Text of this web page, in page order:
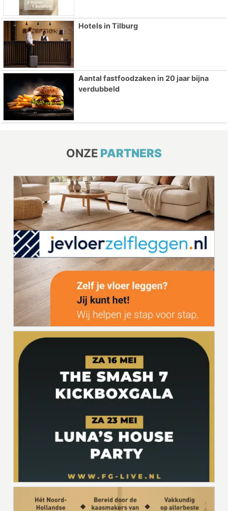
Hotels in Tilburg
Aantal fastfoodzaken in 20 jaar bijna
verdubbeld
ONZE PARTNERS